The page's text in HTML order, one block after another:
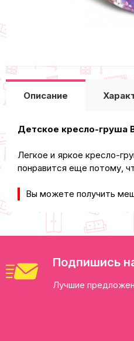
Описание
Детское кресло-груша
Легкое и яркое кресло-
понравится еще потому,
Вы можете получить
Подпишись
Лучшие